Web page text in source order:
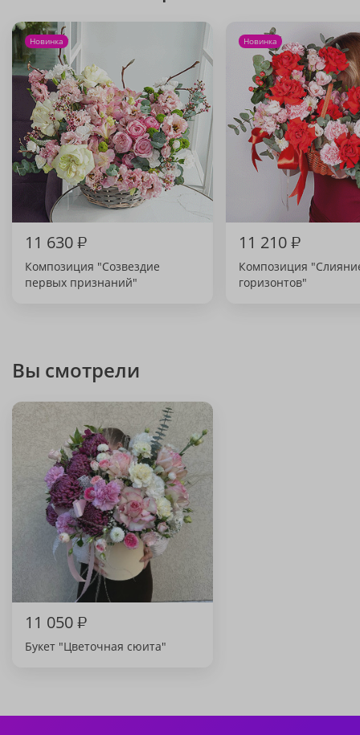
Новинка
11 630₽
Композиция "Созвездие
первых признаний"
Новинка
11 210₽
Композиция
горизонтов"
Вы смотрели
11 050₽
Букет "Цветочная сюита"